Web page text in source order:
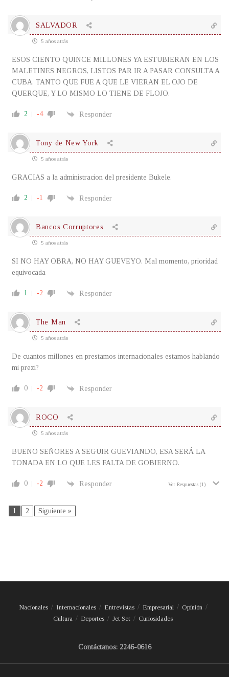
SALVADOR
5 años atrás
ESOS CIENTO QUINCE MILLONES YA ESTUBIERAN EN LOS
MALETINES NEGROS, LISTOS PAR IR A PASAR CONSULTA A
CUBA. TANTO QUE FUE A QUE LE VIERAN EL OJO DE
QUERQUE, Y LO MISMO LO TIENE DE FLOJO.
2 -4 Responder
Tony de New York
5 años atrás
GRACIAS a la administracion del presidente Bukele.
2 -1 Responder
Bancos Corruptores
5 años atrás
SI NO HAY OBRA, NO HAY GUEVEYO. Mal momento, prioridad
equivocada
1 -2 Responder
The Man
5 años atrás
De cuantos millones en prestamos internacionales estamos hablando
mi prezi?
0 -2 Responder
ROCO
5 años atrás
BUENO SEÑORES A SEGUIR GUEVIANDO, ESA SERÁ LA
TONADA EN LO QUE LES FALTA DE GOBIERNO.
0 -2 Responder Ver Respuestas (1)
1 2 Siguiente »
Nacionales Internacionales Entrevistas Empresarial
Opinión
Cultura
Deportes Jet Set Curiosidades
Contáctanos: 2246-0616